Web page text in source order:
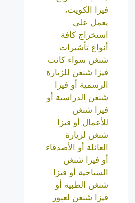
فيزا الكويت،
يعمل على
استخراج كافة
أنواع تأشيرات
شنغن سواء كانت
فيزا شنغن للزيارة
الرسمية أو فيزا
شنغن الدراسية أو
فيزا شنغن
للأعمال أو فيزا
شنغن لزيارة
العائلة أو الأصدقاء
أو فيزا شنغن
السياحية أو فيزا
شنغن الطبية أو
فيزا شنغن لعبور